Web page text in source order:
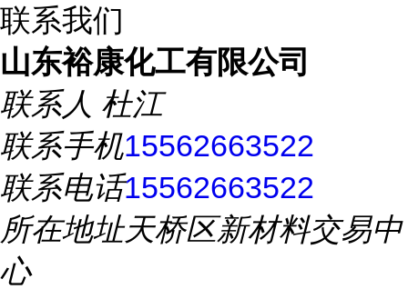
联系我们
山东裕康化工有限公司
联系人 杜江
联系手机15562663522
联系电话15562663522
所在地址天桥区新材料交易中
心